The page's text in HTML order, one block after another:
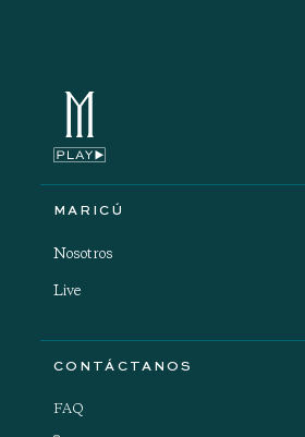
MARICÚ
Nosotros
Live
CONTÁCTANOS
FAQ